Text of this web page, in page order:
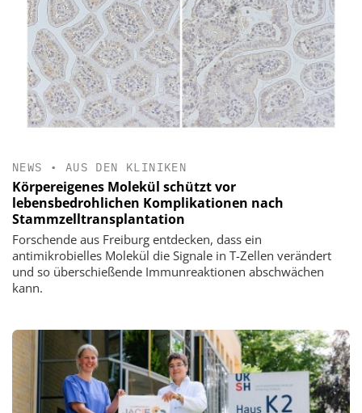
NEWS • AUS DEN KLINIKEN
Körpereigenes Molekül schützt vor
lebensbedrohlichen Komplikationen nach
Stammzelltransplantation
Forschende aus Freiburg entdecken, dass ein
antimikrobielles Molekül die Signale in T-Zellen verändert
und so überschießende Immunreaktionen abschwächen
kann.